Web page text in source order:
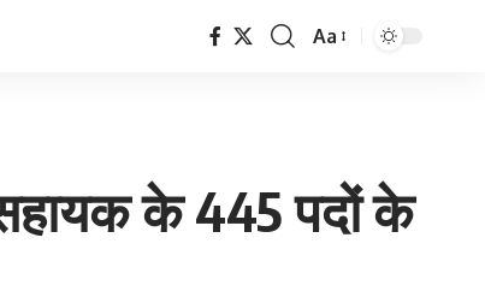
Font
Aa
के 445 पदों के